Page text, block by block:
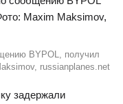
BYPOL, получил
russianplanes.net
задержали